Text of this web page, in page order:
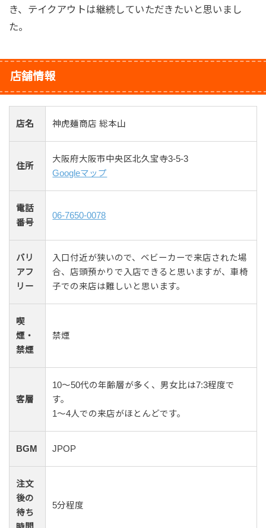
き、テイクアウトは継続していただきたいと思いまし
た。
店舗情報
店名 神虎麺商店 総本山
住所
大阪府大阪市中央区北久宝寺3-5-3
Googleマップ
電話
番号
06-7650-0078
バリ
アフ
リー
入口付近が狭いので、ベビーカーで来店された場
合、店頭預かりで入店できると思いますが、車椅
子での来店は難しいと思います。
喫
煙・
禁煙
禁煙
客層
10〜50代の年齢層が多く、男女比は7:3程度で
す。
1〜4人での来店がほとんどです。
BGM JPOP
注文
後の
待ち
5分程度